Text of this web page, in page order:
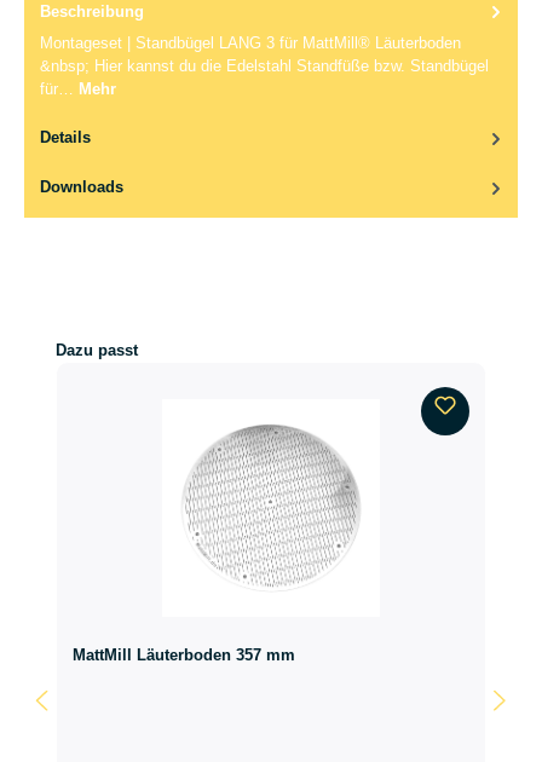
Beschreibung
Montageset | Standbügel LANG 3 für MattMill® Läuterboden
&nbsp; Hier kannst du die Edelstahl Standfüße bzw. Standbügel
für… Mehr
Details
Downloads
Produktgalerie überspringen
Dazu passt
MattMill Läuterboden 357 mm